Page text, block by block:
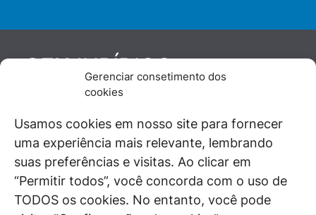
Gerenciar consetimento dos
cookies
Usamos cookies em nosso site para fornecer
uma experiência mais relevante, lembrando
suas preferências e visitas. Ao clicar em
“Permitir todos”, você concorda com o uso de
TODOS os cookies. No entanto, você pode
GENJURÍDICO
De maneira independente, os autores e
juristas e doutrinadores nacionais, se posicionam
diante de questões relevantes do cotidiano e
universo jurídico.